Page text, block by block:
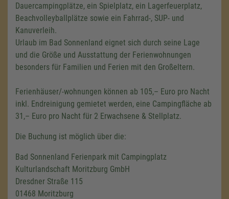
Dauercampingplätze, ein Spielplatz, ein Lagerfeuerplatz,
Beachvolleyballplätze sowie ein Fahrrad-, SUP- und
Kanuverleih.
Urlaub im Bad Sonnenland eignet sich durch seine Lage
und die Größe und Ausstattung der Ferienwohnungen
besonders für Familien und Ferien mit den Großeltern.
Ferienhäuser/-wohnungen können ab 105,– Euro pro Nacht
inkl. Endreinigung gemietet werden, eine Campingfläche ab
31,– Euro pro Nacht für 2 Erwachsene & Stellplatz.
Die Buchung ist möglich über die:
Bad Sonnenland Ferienpark mit Campingplatz
Kulturlandschaft Moritzburg GmbH
Dresdner Straße 115
01468 Moritzburg